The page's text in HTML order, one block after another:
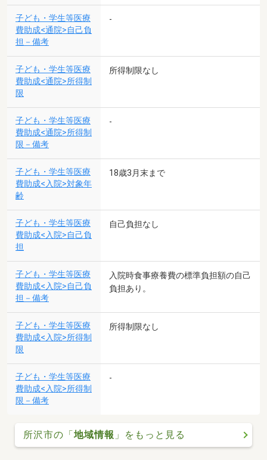
子ども・学生等医療
費助成<通院>自己負
担－備考
-
子ども・学生等医療
費助成<通院>所得制
限
所得制限なし
子ども・学生等医療
費助成<通院>所得制
限－備考
-
子ども・学生等医療
費助成<入院>対象年
齢
18歳3月末まで
子ども・学生等医療
費助成<入院>自己負
担
自己負担なし
子ども・学生等医療
費助成<入院>自己負
担－備考
入院時食事療養費の標準負担額の自己
負担あり。
子ども・学生等医療
費助成<入院>所得制
限
所得制限なし
子ども・学生等医療
費助成<入院>所得制
限－備考
-
所沢市の「地域情報 」をもっと見る